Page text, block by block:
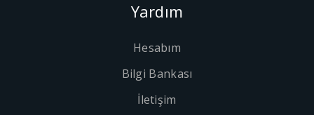
Yardım
Hesabım
Bilgi Bankası
İletişim